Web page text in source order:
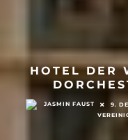
HOTEL DER
JASMIN FAUST 9.